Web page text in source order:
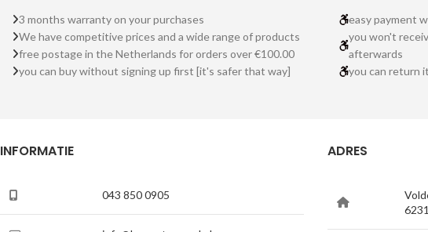
3 months warranty on your purchases
We have competitive prices and a wide range of products
free postage in the Netherlands for orders over €100.00
you can buy without signing up first [it's safer that way]
easy payment
you won't
afterwards
you can return
INFORMATIE
043 850 0905
ADRES